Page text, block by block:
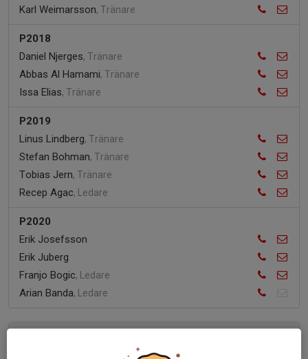
Karl Weimarsson, Tränare
P2018
Daniel Njerges, Tränare
Abbas Al Hamami, Tränare
Issa Elias, Tränare
P2019
Linus Lindberg, Tränare
Stefan Bohman, Tränare
Tobias Jern, Tränare
Recep Agac, Ledare
P2020
Erik Josefsson
Erik Juberg
Franjo Bogic, Ledare
Arian Banda, Ledare